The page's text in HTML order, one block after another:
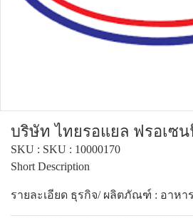
บริษัท ไทยรอแยล ฟรอเซ
SKU : SKU : 10000170
Short Description
รายละเอียด ธุรกิจ/ ผลิตภัณฑ์ : อาหา